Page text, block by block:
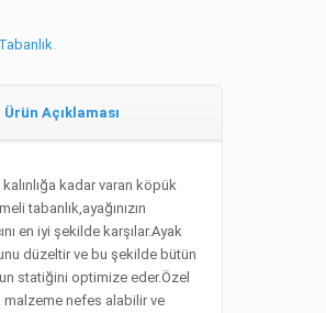
Tabanlık
Ürün Açıklaması
kadar varan köpük
tabanlık,ayağınızın
en iyi şekilde karşılar.Ayak
düzeltir ve bu şekilde bütün
statiğini optimize eder.Özel
nefes alabilir ve